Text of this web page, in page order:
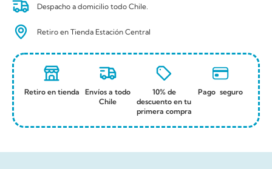
Despacho a domicilio todo Chile.
Retiro en Tienda Estación Central
Retiro en tienda
Envíos a todo
Chile
10% de
descuento en tu
primera compra
Pago seguro